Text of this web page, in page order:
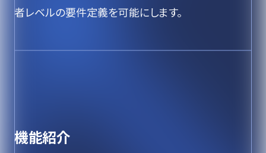
者レベルの要件定義を可能にします。
機能紹介